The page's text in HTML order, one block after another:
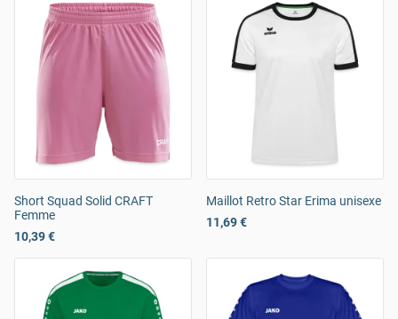
Short Squad Solid CRAFT
Femme
10,39 €
Maillot Retro Star Erima unisexe
11,69 €